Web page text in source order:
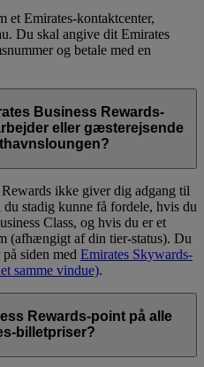
et Emirates-kontaktcenter,
Du skal angive dit Emirates
og betale med en
Business Rewards-
eller gæsterejsende
ikke giver dig adgang til
stadig kunne få fordele, hvis du
Class, og hvis du er et
(afhængigt af din tier-status). Du
siden med Emirates Skywards-
samme vindue).
Rewards-point på alle
billetpriser?